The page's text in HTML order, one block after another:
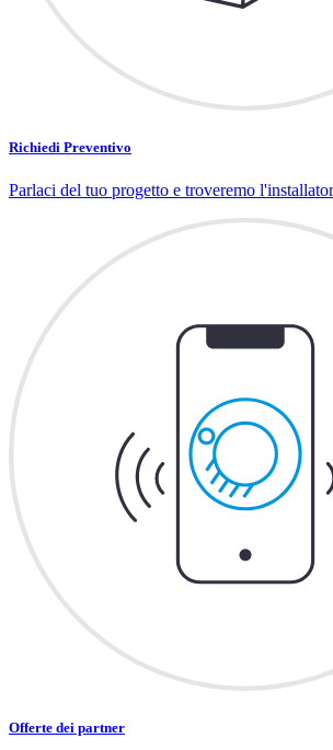
Richiedi Preventivo
Parlaci del tuo progetto e troveremo
Offerte dei partner